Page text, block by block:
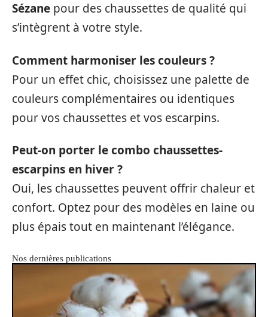
Sézane pour des chaussettes de qualité qui
s’intègrent à votre style.
Comment harmoniser les couleurs ?
Pour un effet chic, choisissez une palette de
couleurs complémentaires ou identiques
pour vos chaussettes et vos escarpins.
Peut-on porter le combo chaussettes-
escarpins en hiver ?
Oui, les chaussettes peuvent offrir chaleur et
confort. Optez pour des modèles en laine ou
plus épais tout en maintenant l’élégance.
Nos dernières publications